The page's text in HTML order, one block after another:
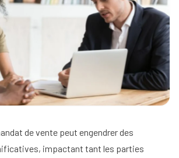
de vente peut engendrer des
impactant tant les parties